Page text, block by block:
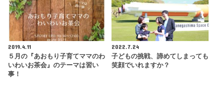
2019.4.11
５月の『あおもり子育てママのわ
いわいお茶会』のテーマは習い
事！
2022.7.24
子どもの挑戦、諦めてしまっても
笑顔でいれますか？